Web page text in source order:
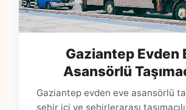
Gaziantep Evden
Asansörlü
Gaziantep evden eve asansörlü
şehir içi ve şehirlerarası